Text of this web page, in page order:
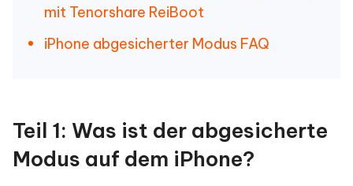
mit Tenorshare ReiBoot
iPhone abgesicherter Modus FAQ
Teil 1: Was ist der abgesicherte
Modus auf dem iPhone?